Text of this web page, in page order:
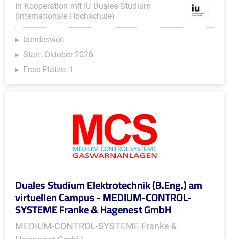
In Kooperation mit IU Duales Studium
(Internationale Hochschule)
bundesweit
Start: Oktober 2026
Freie Plätze: 1
Duales Studium Elektrotechnik (B.Eng.) am
virtuellen Campus - MEDIUM-CONTROL-
SYSTEME Franke & Hagenest GmbH
MEDIUM-CONTROL-SYSTEME Franke &